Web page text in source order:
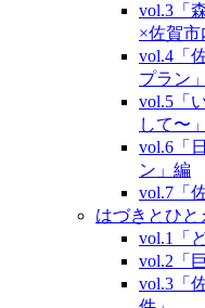
vol.3「
×佐賀
vol.4「
プラン
vol.5「
して〜
vol.6「
ン」編
vol.7「
はづきとひと
vol.1「
vol.2「
vol.3「